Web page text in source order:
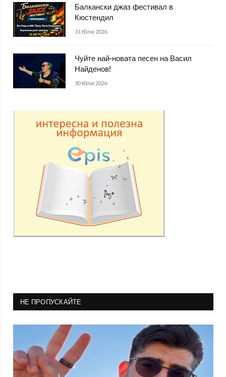
Балкански джаз фестивал в
Кюстендил
31 Юли 2026
Чуйте най-новата песен на Васил
Найденов!
30 Юли 2026
НЕ ПРОПУСКАЙТЕ